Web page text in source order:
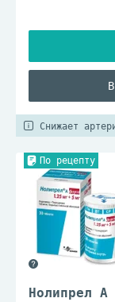
Снижает
По рецепту
Нолипрел А